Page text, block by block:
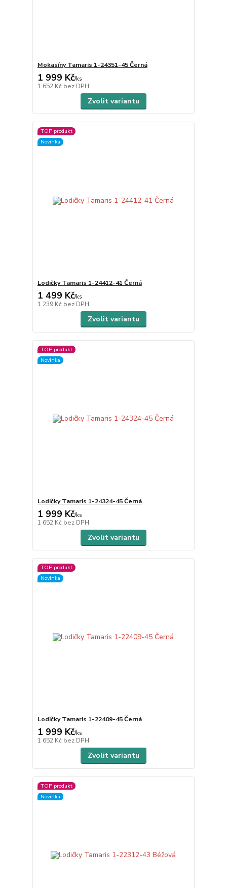
Mokasíny Tamaris 1-24351-45 Černá
1 999 Kč/ks
1 652 Kč bez DPH
Zvolit variantu
TOP produkt
Novinka
Lodičky Tamaris 1-24412-41 Černá
1 499 Kč/ks
1 239 Kč bez DPH
Zvolit variantu
TOP produkt
Novinka
Lodičky Tamaris 1-24324-45 Černá
1 999 Kč/ks
1 652 Kč bez DPH
Zvolit variantu
TOP produkt
Novinka
Lodičky Tamaris 1-22409-45 Černá
1 999 Kč/ks
1 652 Kč bez DPH
Zvolit variantu
TOP produkt
Novinka